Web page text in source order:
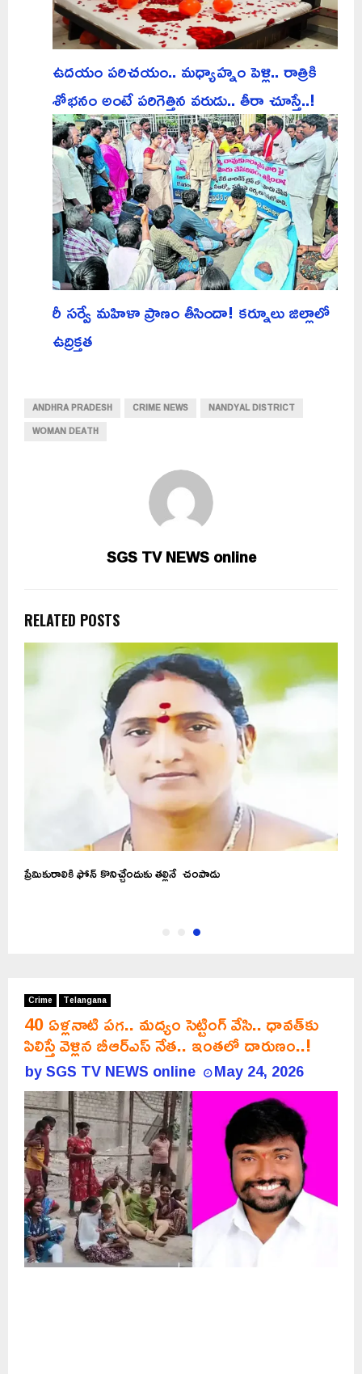
ఉదయం పరిచయం.. మధ్యాహ్నం పెళ్లి.. రాత్రికి
శోభనం అంటే పరిగెత్తిన వరుడు.. తీరా చూస్తే..!
రీ సర్వే మహిళా ప్రాణం తీసిందా! కర్నూలు జిల్లాలో
ఉద్రిక్తత
ANDHRA PRADESH CRIME NEWS
NANDYAL DISTRICT
WOMAN DEATH
SGS TV NEWS online
RELATED POSTS
ప్రేమికురాలికి ఫోన్ కొనిచ్చేందుకు తల్లినే చంపాడు
Crime Telangana
40 ఏళ్లనాటి పగ.. మద్యం సెట్టింగ్ వేసి.. ధావత్‌కు
పిలిస్తే వెళ్లిన బీఆర్ఎస్ నేత.. ఇంతలో దారుణం..!
bySGS TV NEWS online May 24, 2026